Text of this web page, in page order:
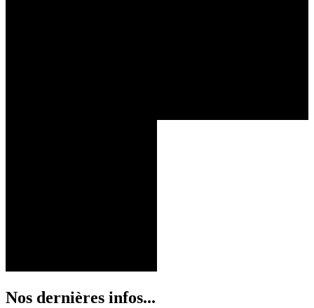
Nos dernières infos...